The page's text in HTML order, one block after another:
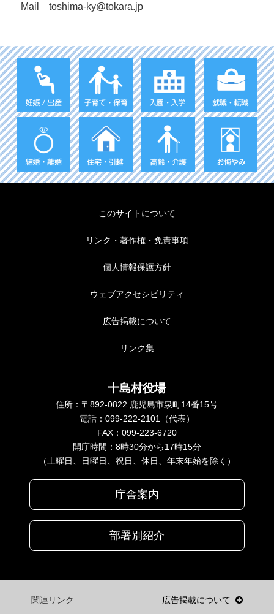
Mail toshima-ky@tokara.jp
このサイトについて
リンク・著作権・免責事項
個人情報保護方針
ウェブアクセシビリティ
広告掲載について
リンク集
十島村役場
住所：〒892-0822 鹿児島市泉町14番15号
電話：099-222-2101（代表）
FAX：099-223-6720
開庁時間：8時30分から17時15分
（土曜日、日曜日、祝日、休日、年末年始を除く）
庁舎案内
部署別紹介
関連リンク 広告掲載について